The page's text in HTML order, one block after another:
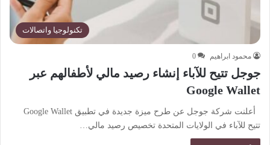
تكنولوجيا واتصالات
محمود ابراهيم 0
جوجل تتيح للآباء إنشاء رصيد مالي لأطفالهم عبر
Google Wallet
أعلنت شركة جوجل عن طرح ميزة جديدة في تطبيق Google Wallet
تتيح للآباء في الولايات المتحدة تخصيص رصيد مالي…